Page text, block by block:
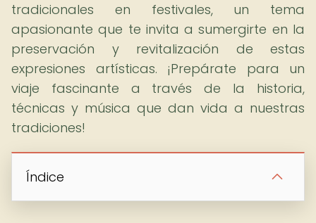
tradicionales en festivales, un tema
apasionante que te invita a sumergirte en la
preservación y revitalización de estas
expresiones artísticas. ¡Prepárate para un
viaje fascinante a través de la historia,
técnicas y música que dan vida a nuestras
tradiciones!
Índice